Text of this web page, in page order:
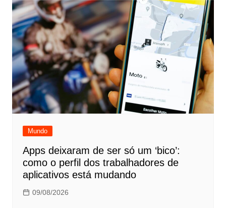
Mundo
Apps deixaram de ser só um ‘bico’:
como o perfil dos trabalhadores de
aplicativos está mudando
09/08/2026